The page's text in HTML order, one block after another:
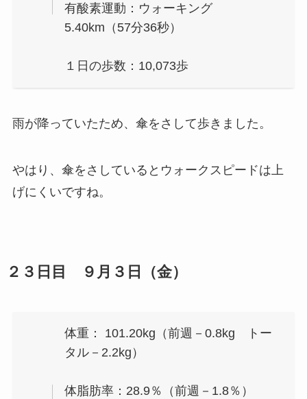
有酸素運動：ウォーキング
5.40km（57分36秒）
１日の歩数：10,073歩
雨が降っていたため、傘をさして歩きました。
やはり、傘をさしているとウォークスピードは上
げにくいですね。
２３日目 ９月３日（金）
体重： 101.20kg（前週－0.8kg トー
タル－2.2kg）
体脂肪率：28.9％（前週－1.8％）